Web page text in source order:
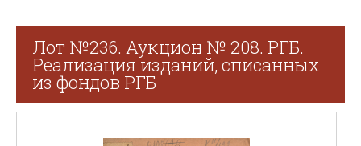
Лот №236. Аукцион № 208. РГБ.
Реализация изданий, списанных
из фондов РГБ